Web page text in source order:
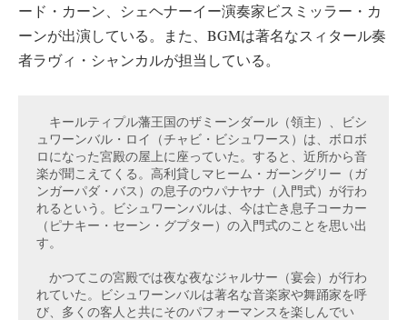
ード・カーン、シェヘナーイー演奏家ビスミッラー・カ
ーンが出演している。また、BGMは著名なスィタール奏
者ラヴィ・シャンカルが担当している。
キールティプル藩王国のザミーンダール（領主）、ビシ
ュワーンバル・ロイ（チャビ・ビシュワース）は、ボロボ
ロになった宮殿の屋上に座っていた。すると、近所から音
楽が聞こえてくる。高利貸しマヒーム・ガーングリー（ガ
ンガーパダ・バス）の息子のウパナヤナ（入門式）が行わ
れるという。ビシュワーンバルは、今は亡き息子コーカー
（ピナキー・セーン・グプター）の入門式のことを思い出
す。
かつてこの宮殿では夜な夜なジャルサー（宴会）が行わ
れていた。ビシュワーンバルは著名な音楽家や舞踊家を呼
び、多くの客人と共にそのパフォーマンスを楽しんでい